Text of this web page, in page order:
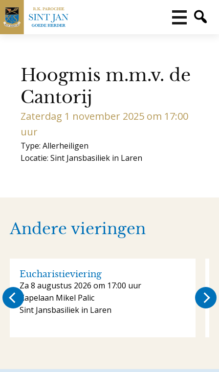
Hoogmis m.m.v. de
Cantorij
Zaterdag 1 november 2025 om 17:00
uur
Type: Allerheiligen
Locatie: Sint Jansbasiliek in Laren
Andere vieringen
Eucharistieviering
Za 8 augustus 2026 om 17:00 uur
Kapelaan Mikel Palic
Sint Jansbasiliek in Laren